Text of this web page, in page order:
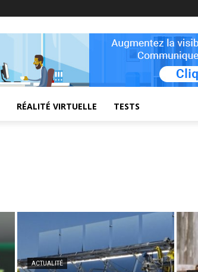
RÉALITÉ VIRTUELLE TESTS
ACTUALITÉ